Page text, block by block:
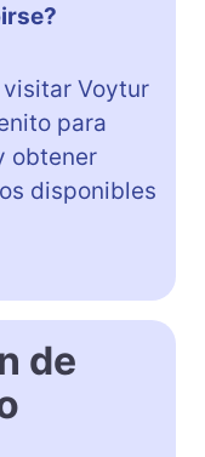
Voytur
para
obtener
disponibles
de